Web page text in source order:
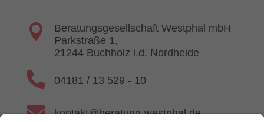

Beratungsgesellschaft Westphal mbH
Parkstraße 1,
21244 Buchholz i.d. Nordheide
 04181 / 13 529 - 10
 kontakt@beratung-westphal.de